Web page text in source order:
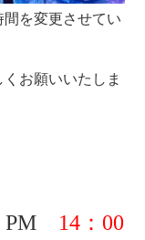
を変更させてい
お願いいたしま
14：00